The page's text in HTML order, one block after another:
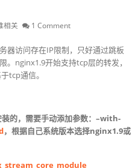
相关 1 Comment
器访问存在IP限制，只好通过跳板
。nginx1.9开始支持tcp层的转发，
tcp通信。
的，需要手动添加参数：–with-
，根据自己系统版本选择nginx1.9或